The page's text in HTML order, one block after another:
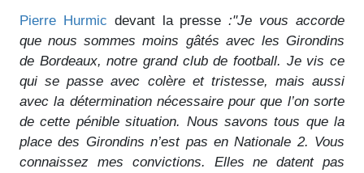
Pierre Hurmic devant la presse :"Je vous accorde
que nous sommes moins gâtés avec les Girondins
de Bordeaux, notre grand club de football. Je vis ce
qui se passe avec colère et tristesse, mais aussi
avec la détermination nécessaire pour que l’on sorte
de cette pénible situation. Nous savons tous que la
place des Girondins n’est pas en Nationale 2. Vous
connaissez mes convictions. Elles ne datent pas